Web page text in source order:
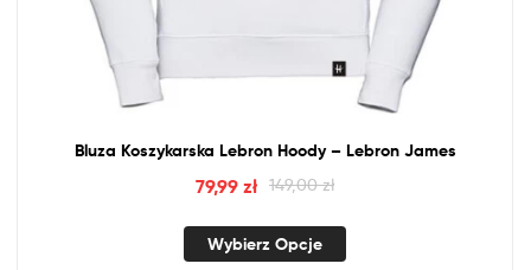
Bluza Koszykarska Lebron Hoody – Lebron James
149,00zł
79,99zł
Wybierz Opcje